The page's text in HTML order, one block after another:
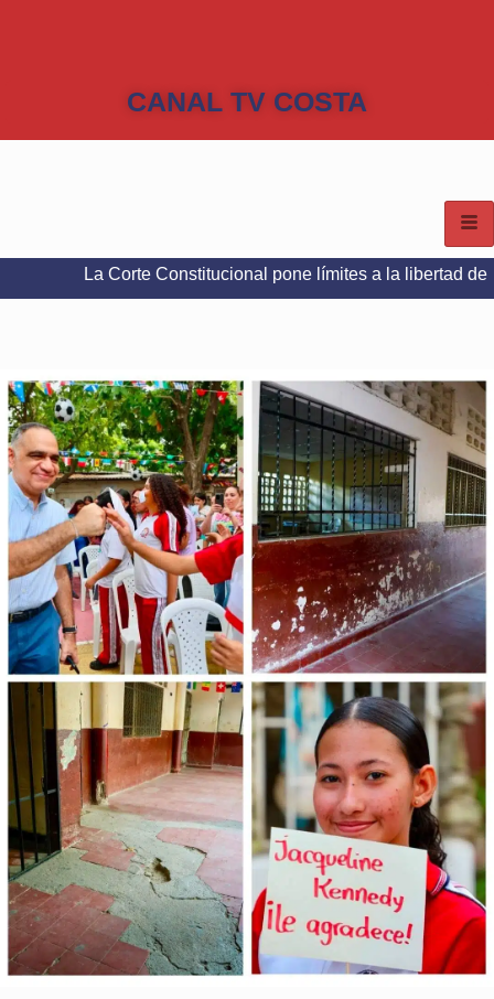
CANAL TV COSTA
Constitucional pone límites a la libertad de expresión